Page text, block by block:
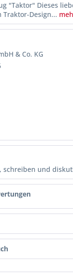
"Taktor" Dieses
Traktor-Design...
& Co. KG
schreiben und